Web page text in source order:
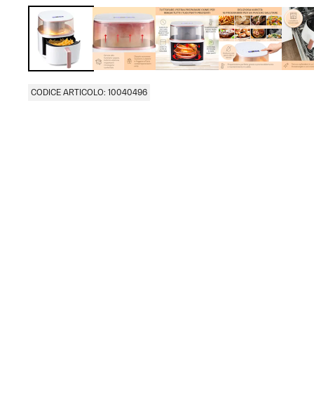
CODICE ARTICOLO: 10040496